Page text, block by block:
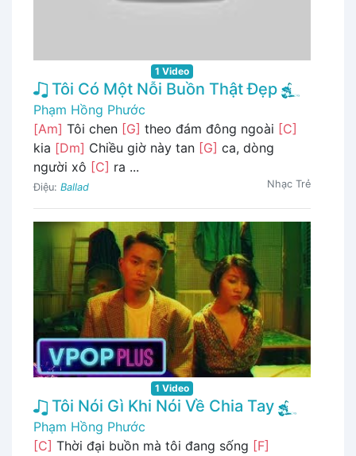
1 Video
Tôi Có Một Nỗi Buồn Thật Đẹp
Phạm Hồng Phước
[Am] Tôi chen [G] theo đám đông ngoài [C]
kia [Dm] Chiều giờ này tan [G] ca, dòng
người xô [C] ra ...
Điệu: Ballad Nhạc Trẻ
1 Video
Tôi Nói Gì Khi Nói Về Chia Tay
Phạm Hồng Phước
[C] Thời đại buồn mà tôi đang sống [F]